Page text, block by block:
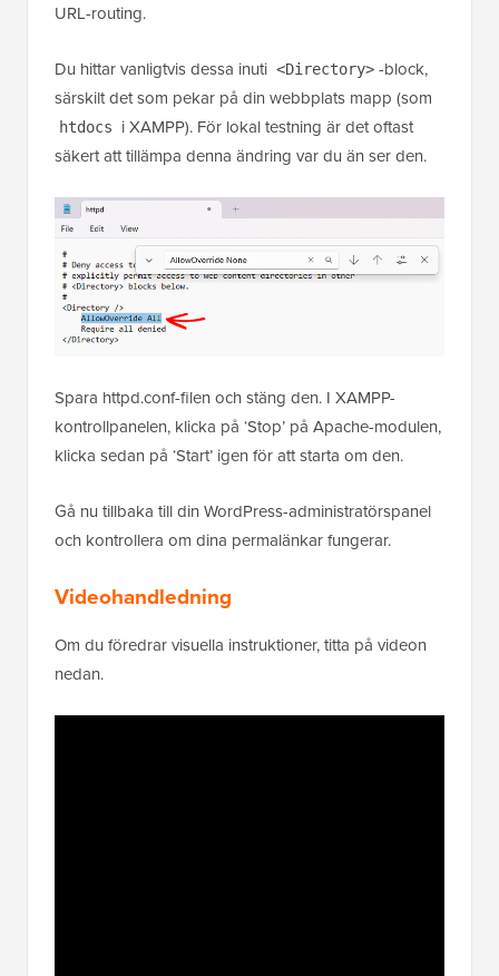
URL-routing.
Du hittar vanligtvis dessa inuti <Directory> -block,
särskilt det som pekar på din webbplats mapp (som
htdocs
i XAMPP). För lokal testning är det oftast
säkert att tillämpa denna ändring var du än ser den.
Spara httpd.conf-filen och stäng den. I XAMPP-
kontrollpanelen, klicka på ‘Stop’ på Apache-modulen,
klicka sedan på ‘Start’ igen för att starta om den.
Gå nu tillbaka till din WordPress-administratörspanel
och kontrollera om dina permalänkar fungerar.
Videohandledning
Om du föredrar visuella instruktioner, titta på videon
nedan.